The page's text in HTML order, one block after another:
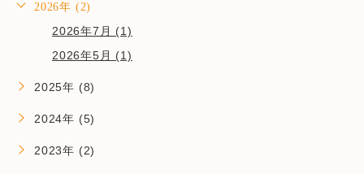
2026年 (2)
2026年7月 (1)
2026年5月 (1)
2025年 (8)
2024年 (5)
2023年 (2)